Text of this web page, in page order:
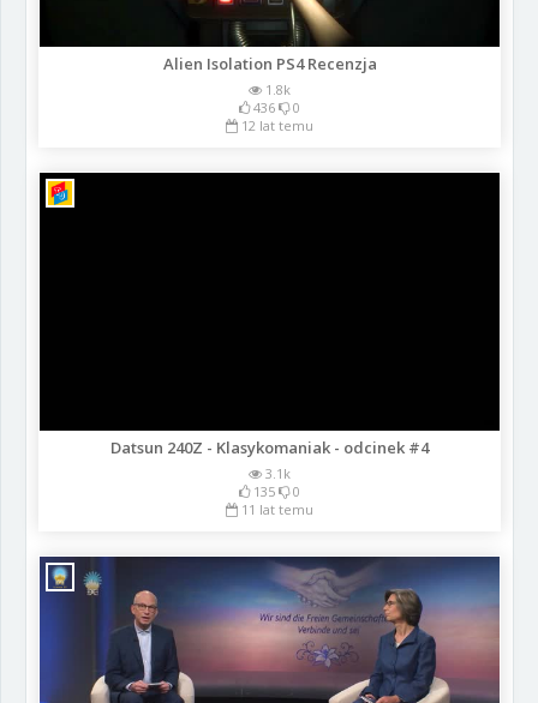
Alien Isolation PS4 Recenzja
1.8k
436
0
12 lat temu
Datsun 240Z - Klasykomaniak - odcinek #4
3.1k
135
0
11 lat temu